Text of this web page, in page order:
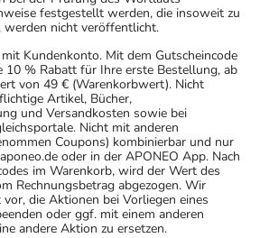
festgestellt werden, die insoweit zu
nicht veröffentlicht.
Kundenkonto. Mit dem Gutscheincode
10 % Rabatt für Ihre erste Bestellung, ab
von 49 € (Warenkorbwert). Nicht
Artikel, Bücher,
und Versandkosten sowie bei
Nicht mit anderen
Coupons) kombinierbar und nur
oder in der APONEO App. Nach
im Warenkorb, wird der Wert des
Rechnungsbetrag abgezogen. Wir
die Aktionen bei Vorliegen eines
oder ggf. mit einem anderen
andere Aktion zu ersetzen.